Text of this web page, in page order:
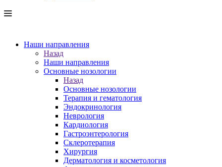
Наши направления
Назад
Наши направления
Основные нозологии
Назад
Основные нозологии
Терапия и гематология
Эндокринология
Неврология
Кардиология
Гастроэнтерология
Склеротерапия
Хирургия
Дерматология и косметология